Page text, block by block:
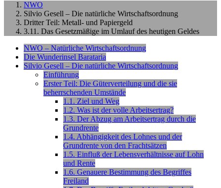
NWO
Silvio Gesell – Die natürliche Wirtschaftsordnung
Dritter Teil: Metall- und Papiergeld
3.11. Das Gesetzmäßige im Umlauf des heutigen Geldes
NWO – Natürliche Wirtschaftsordnung
Die Wunderinsel Barataria
Silvio Gesell – Die natürliche Wirtschaftsordnung
Einführung
Erster Teil: Die Güterverteilung und die sie
beherrschenden Umstände
1.1. Ziel und Weg
1.2. Was ist der volle Arbeitsertrag?
1.3. Der Abzug am Arbeitsertrag durch die
Grundrente
1.4. Abhängigkeit des Lohnes und der
Grundrente von den Frachtsätzen
1.5. Einfluß der Lebensverhältnisse auf Lohn
und Rente
1.6. Genauere Bestimmung des Begriffes
Freiland